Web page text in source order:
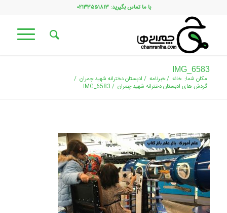
با ما تماس بگیرید: ۰۲۱۳۳۵۵۱۸۱۳
IMG_6583
مکان شما: خانه /خبرنامه / ادبستان دخترانه شهید چمران /
گردش های ادبستان دخترانه شهید چمران /
IMG_6583